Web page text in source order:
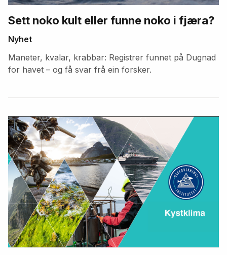
Sett noko kult eller funne noko i fjæra?
Nyhet
Maneter, kvalar, krabbar: Registrer funnet på Dugnad
for havet – og få svar frå ein forsker.